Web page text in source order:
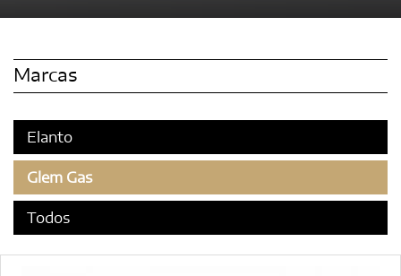
Marcas
Elanto
Glem Gas
Todos